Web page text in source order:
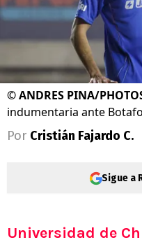
©ANDRES PINA/
indumentaria ante
Por Cristián Fajardo C.
Sigue a
Universidad de